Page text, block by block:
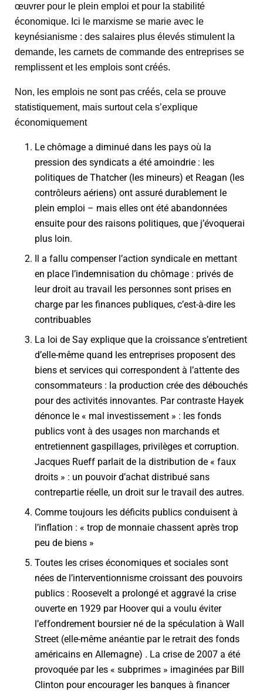
œuvrer pour le plein emploi et pour la stabilité
économique. Ici le marxisme se marie avec le
keynésianisme : des salaires plus élevés stimulent la
demande, les carnets de commande des entreprises se
remplissent et les emplois sont créés.
Non, les emplois ne sont pas créés, cela se prouve
statistiquement, mais surtout cela s’explique
économiquement
Le chômage a diminué dans les pays où la
pression des syndicats a été amoindrie : les
politiques de Thatcher (les mineurs) et Reagan (les
contrôleurs aériens) ont assuré durablement le
plein emploi – mais elles ont été abandonnées
ensuite pour des raisons politiques, que j’évoquerai
plus loin.
Il a fallu compenser l’action syndicale en mettant
en place l’indemnisation du chômage : privés de
leur droit au travail les personnes sont prises en
charge par les finances publiques, c’est-à-dire les
contribuables
La loi de Say explique que la croissance s’entretient
d’elle-même quand les entreprises proposent des
biens et services qui correspondent à l’attente des
consommateurs : la production crée des débouchés
pour des activités innovantes. Par contraste Hayek
dénonce le « mal investissement » : les fonds
publics vont à des usages non marchands et
entretiennent gaspillages, privilèges et corruption.
Jacques Rueff parlait de la distribution de « faux
droits » : un pouvoir d’achat distribué sans
contrepartie réelle, un droit sur le travail des autres.
Comme toujours les déficits publics conduisent à
l’inflation : « trop de monnaie chassent après trop
peu de biens »
Toutes les crises économiques et sociales sont
nées de l’interventionnisme croissant des pouvoirs
publics : Roosevelt a prolongé et aggravé la crise
ouverte en 1929 par Hoover qui a voulu éviter
l’effondrement boursier né de la spéculation à Wall
Street (elle-même anéantie par le retrait des fonds
américains en Allemagne) . La crise de 2007 a été
provoquée par les « subprimes » imaginées par Bill
Clinton pour encourager les banques à financer